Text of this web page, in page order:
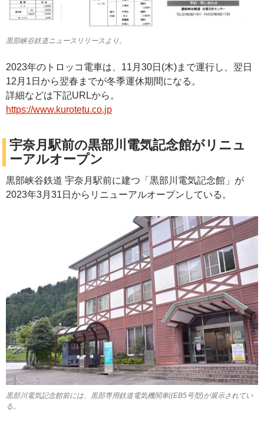
黒部峡谷鉄道ニュースリリースより。
2023年のトロッコ電車は、11月30日(木)まで運行し、翌日
12月1日から翌春までが冬季運休期間になる。
詳細などは下記URLから。
https://www.kurotetu.co.jp
宇奈月駅前の黒部川電気記念館がリニュ
ーアルオープン
黒部峡谷鉄道 宇奈月駅前に建つ「黒部川電気記念館」が
2023年3月31日からリニューアルオープンしている。
黒部川電気記念館前には、黒部専用鉄道電気機関車((EB5号型)が展示されてい
る。